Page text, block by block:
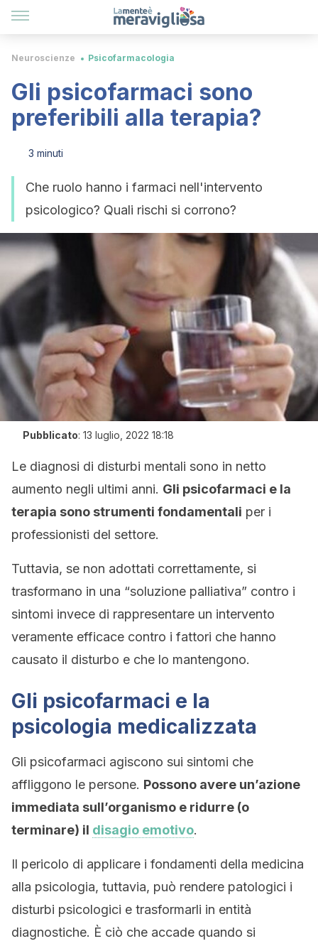
Neuroscienze Psicofarmacologia
Gli psicofarmaci sono
preferibili alla terapia?
3 minuti
Che ruolo hanno i farmaci nell'intervento
psicologico? Quali rischi si corrono?
Pubblicato: 13 luglio, 2022 18:18
Le diagnosi di disturbi mentali sono in netto
aumento negli ultimi anni. Gli psicofarmaci e la
terapia sono strumenti fondamentali per i
professionisti del settore.
Tuttavia, se non adottati correttamente, si
trasformano in una “soluzione palliativa” contro i
sintomi invece di rappresentare un intervento
veramente efficace contro i fattori che hanno
causato il disturbo e che lo mantengono.
Gli psicofarmaci e la
psicologia medicalizzata
Gli psicofarmaci agiscono sui sintomi che
affliggono le persone. Possono avere un’azione
immediata sull’organismo e ridurre (o
terminare) il disagio emotivo.
Il pericolo di applicare i fondamenti della medicina
alla psicologia, tuttavia, può rendere patologici i
disturbi psicologici e trasformarli in entità
diagnostiche. È ciò che accade quando si